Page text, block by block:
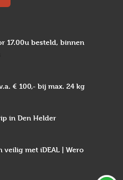
17.00u besteld, binnen
€ 100,- bij max. 24 kg
in Den Helder
veilig met iDEAL | Wero